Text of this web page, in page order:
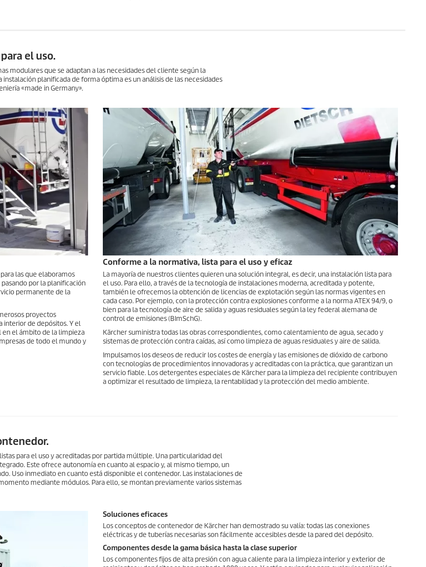
el uso.
modulares que se adaptan a las necesidades del cliente según la
planificada de forma óptima es un análisis de las necesidades
«made in Germany».
las que elaboramos
por la planificación
permanente de la
proyectos
interior de depósitos. Y el
el ámbito de la limpieza
de todo el mundo y
Conforme a la normativa, lista para el uso y eficaz
La mayoría de nuestros clientes quieren una solución integral, es decir, una instalación lista para
el uso. Para ello, a través de la tecnología de instalaciones moderna, acreditada y potente,
también le ofrecemos la obtención de licencias de explotación según las normas vigentes en
cada caso. Por ejemplo, con la protección contra explosiones conforme a la norma ATEX 94/9, o
bien para la tecnología de aire de salida y aguas residuales según la ley federal alemana de
control de emisiones (BImSchG).
Kärcher suministra todas las obras correspondientes, como calentamiento de agua, secado y
sistemas de protección contra caídas, así como limpieza de aguas residuales y aire de salida.
Impulsamos los deseos de reducir los costes de energía y las emisiones de dióxido de carbono
con tecnologías de procedimientos innovadoras y acreditadas con la práctica, que garantizan un
servicio fiable. Los detergentes especiales de Kärcher para la limpieza del recipiente contribuyen
a optimizar el resultado de limpieza, la rentabilidad y la protección del medio ambiente.
para el uso y acreditadas por partida múltiple. Una particularidad del
Este ofrece autonomía en cuanto al espacio y, al mismo tiempo, un
Uso inmediato en cuanto está disponible el contenedor. Las instalaciones de
mediante módulos. Para ello, se montan previamente varios sistemas
Soluciones eficaces
Los conceptos de contenedor de Kärcher han demostrado su valía: todas las conexiones
eléctricas y de tuberías necesarias son fácilmente accesibles desde la pared del depósito.
Componentes desde la gama básica hasta la clase superior
Los componentes fijos de alta presión con agua caliente para la limpieza interior y exterior de